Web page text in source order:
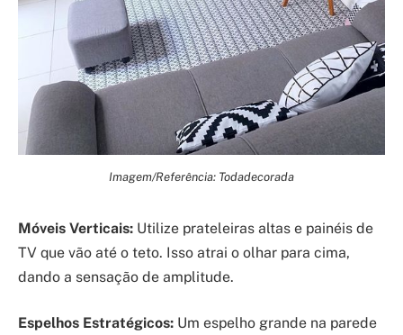
Imagem/Referência: Todadecorada
Móveis Verticais: Utilize prateleiras altas e painéis de
TV que vão até o teto. Isso atrai o olhar para cima,
dando a sensação de amplitude.
Espelhos Estratégicos: Um espelho grande na parede